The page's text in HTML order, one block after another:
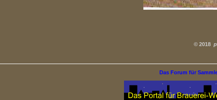
© 2018
Das Forum für